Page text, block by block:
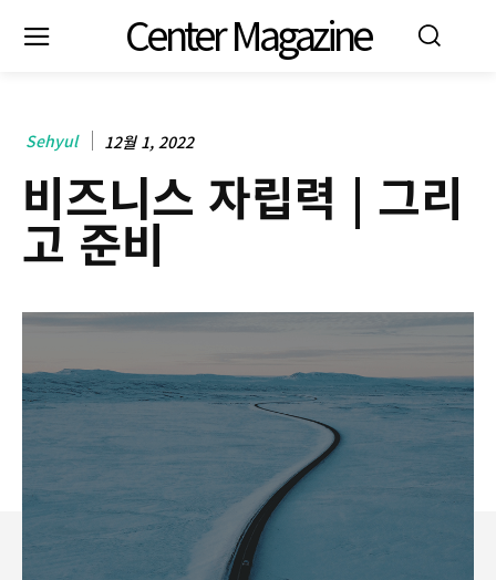
Center Magazine
Sehyul 12월 1, 2022
비즈니스 자립력 | 그리
고 준비